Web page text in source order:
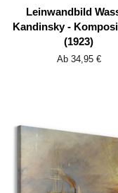
Leinwandbild
Kandinsky -
(1923)
Ab 34,95 €